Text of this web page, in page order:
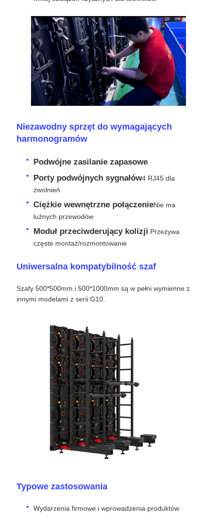
Poproś o wycenę
Wyświetlacz LED do ściany wideo
Ekran wyświetlacza LED
Ściana wideo LED Cob
Przezroczysty wyświetlacz LED
Ekran LED SMD
Płyty wyświetleniowe LED zewnętrzne
Zewnętrzny billboard ledowy
Niezawodny sprzęt do wymagających
harmonogramów
Podwójne zasilanie zapasowe
Porty podwójnych sygnałów4 RJ45 dla
zwolnień
Ciężkie wewnętrzne połączenieNie ma
luźnych przewodów
Moduł przeciwderujący kolizji ️ Przeżywa
częste montaż/rozmontowanie
Uniwersalna kompatybilność szaf
Szafy 500*500mm i 500*1000mm są w pełni wymienne z
innymi modelami z serii G10.
Typowe zastosowania
Wydarzenia firmowe i wprowadzenia produktów